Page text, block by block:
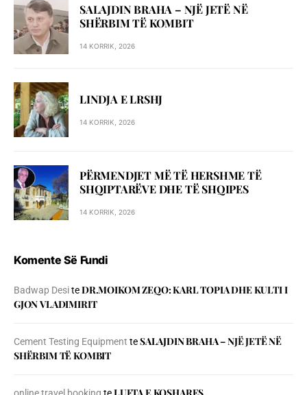
SALAJDIN BRAHA – NJЁ JETЁ NЁ
SHЁRBIM TЁ KOMBIT
14 KORRIK, 2026
LINDJA E LRSHJ
14 KORRIK, 2026
PËRMENDJET MË TË HERSHME TË
SHQIPTARËVE DHE TË SHQIPES
14 KORRIK, 2026
Komente Së Fundi
Badwap DesiteDR.MOIKOM ZEQO: KARL TOPIA DHE KULTI I
GJON VLADIMIRIT
Cement Testing Equipment teSALAJDIN BRAHA – NJЁ JETЁ NЁ
SHЁRBIM TЁ KOMBIT